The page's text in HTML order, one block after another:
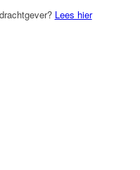
Lees hier